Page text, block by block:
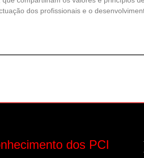
dos profissionais e o
dos PCI